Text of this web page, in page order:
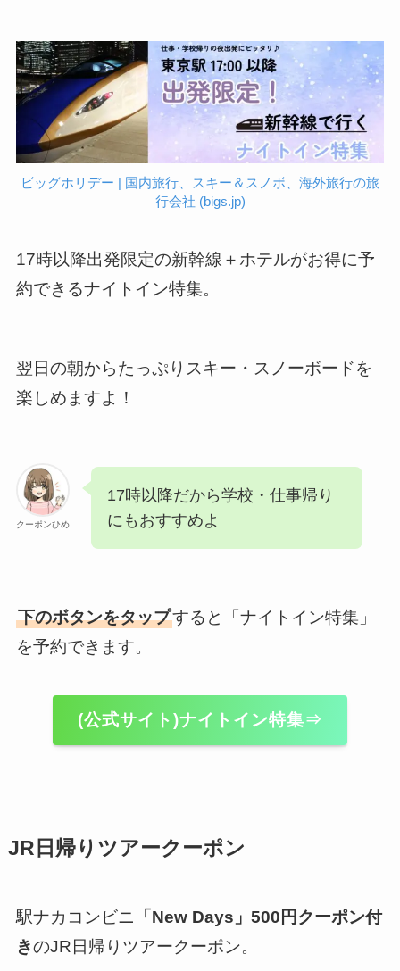
ビッグホリデー | 国内旅行、スキー＆スノボ、海外旅行の旅
行会社 (bigs.jp)
17時以降出発限定の新幹線＋ホテルがお得に予
約できるナイトイン特集。
翌日の朝からたっぷりスキー・スノーボードを
楽しめますよ！
クーポンひめ
17時以降だから学校・仕事帰り
にもおすすめよ
下のボタンをタップすると「ナイトイン特集」
を予約できます。
(公式サイト)ナイトイン特集⇒
JR日帰りツアークーポン
駅ナカコンビニ 「New Days」500円クーポン付
きのJR日帰りツアークーポン。